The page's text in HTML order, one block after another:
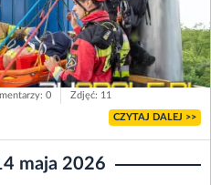
0 Zdjęć: 11
CZYTAJ DALEJ >>
maja 2026